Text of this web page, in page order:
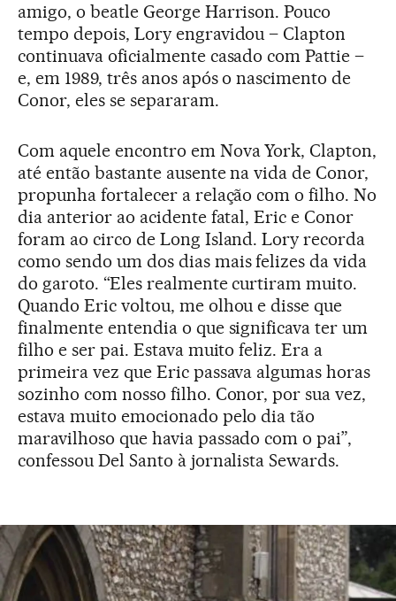
amigo, o beatle George Harrison. Pouco
tempo depois, Lory engravidou – Clapton
continuava oficialmente casado com Pattie –
e, em 1989, três anos após o nascimento de
Conor, eles se separaram.
Com aquele encontro em Nova York, Clapton,
até então bastante ausente na vida de Conor,
propunha fortalecer a relação com o filho. No
dia anterior ao acidente fatal, Eric e Conor
foram ao circo de Long Island. Lory recorda
como sendo um dos dias mais felizes da vida
do garoto. “Eles realmente curtiram muito.
Quando Eric voltou, me olhou e disse que
finalmente entendia o que significava ter um
filho e ser pai. Estava muito feliz. Era a
primeira vez que Eric passava algumas horas
sozinho com nosso filho. Conor, por sua vez,
estava muito emocionado pelo dia tão
maravilhoso que havia passado com o pai”,
confessou Del Santo à jornalista Sewards.